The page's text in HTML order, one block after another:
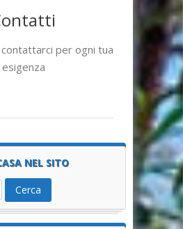
per ogni tua
esigenza
NEL SITO